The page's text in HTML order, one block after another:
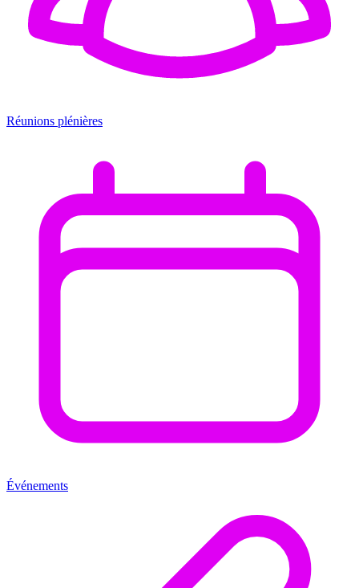
Réunions plénières
Événements